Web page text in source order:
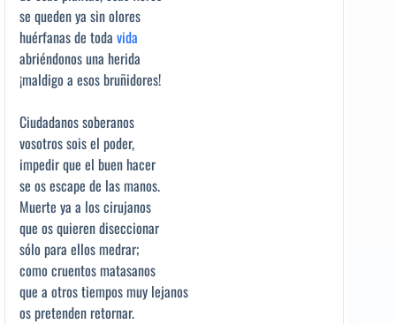
se queden ya sin olores
huérfanas de toda vida
abriéndonos una herida
¡maldigo a esos bruñidores!
Ciudadanos soberanos
vosotros sois el poder,
impedir que el buen hacer
se os escape de las manos.
Muerte ya a los cirujanos
que os quieren diseccionar
sólo para ellos medrar;
como cruentos matasanos
que a otros tiempos muy lejanos
os pretenden retornar.